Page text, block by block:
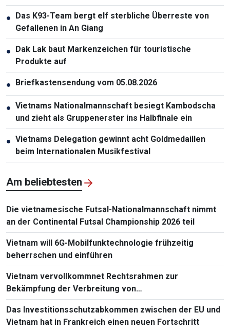
● Das K93-Team bergt elf sterbliche Überreste von
Gefallenen in An Giang
● Dak Lak baut Markenzeichen für touristische
Produkte auf
● Briefkastensendung vom 05.08.2026
● Vietnams Nationalmannschaft besiegt Kambodscha
und zieht als Gruppenerster ins Halbfinale ein
● Vietnams Delegation gewinnt acht Goldmedaillen
beim Internationalen Musikfestival
Am beliebtesten
Die vietnamesische Futsal-Nationalmannschaft nimmt
an der Continental Futsal Championship 2026 teil
Vietnam will 6G-Mobilfunktechnologie frühzeitig
beherrschen und einführen
Vietnam vervollkommnet Rechtsrahmen zur
Bekämpfung der Verbreitung von
Massenvernichtungswaffen
Das Investitionsschutzabkommen zwischen der EU und
Vietnam hat in Frankreich einen neuen Fortschritt